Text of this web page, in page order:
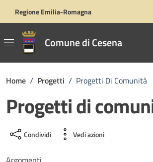
Regione Emilia-Romagna
Comune di Cesena
Home / Progetti / Progetti Di Comunità
Progetti di
Condividi Vedi azioni